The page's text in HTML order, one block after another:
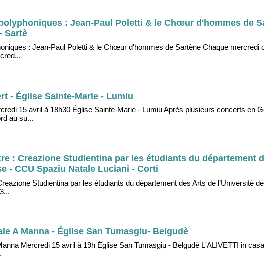
: Jean-Paul Poletti & le Chœur d'hommes de
Sartè
: Jean-Paul Poletti & le Chœur d'hommes de Sartène Chaque mercredi
- Église Sainte-Marie - Lumiu
15 avril à 18h30 Église Sainte-Marie - Lumiu Après plusieurs concerts en
au su...
: Creazione Studientina par les étudiants du département
- CCU Spaziu Natale Luciani - Corti
Studientina par les étudiants du département des Arts de l’Université
A Manna - Église San Tumasgiu- Belgudè
Mercredi 15 avril à 19h Église San Tumasgiu - Belgudè L'ALIVETTI in